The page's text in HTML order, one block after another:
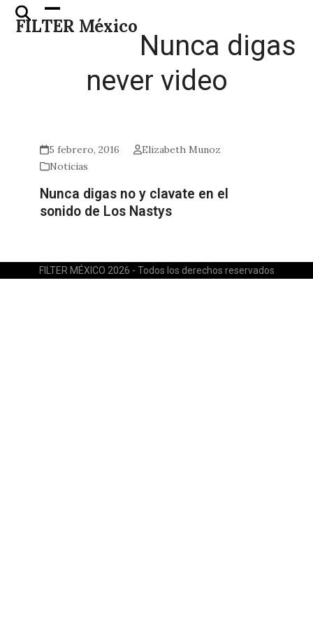
Skip
FILTER México
Open
mobile
Close
mobile
Nunca digas
never video
5 febrero, 2016
Elizabeth Munoz
Noticias
Nunca digas no y clavate en el
sonido de Los Nastys
FILTER MÉXICO 2026 - Todos los derechos reservados